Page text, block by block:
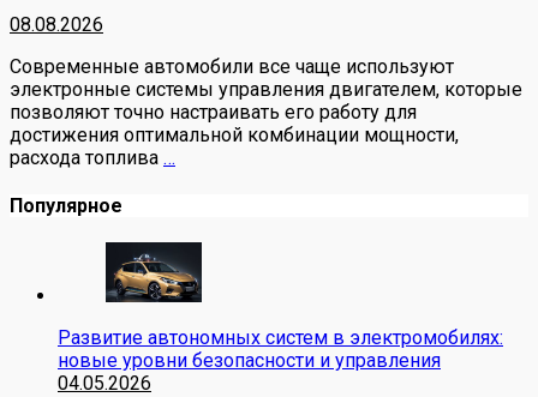
08.08.2026
Современные автомобили все чаще используют
электронные системы управления двигателем, которые
позволяют точно настраивать его работу для
достижения оптимальной комбинации мощности,
расхода топлива …
Популярное
Развитие автономных систем в электромобилях:
новые уровни безопасности и управления
04.05.2026